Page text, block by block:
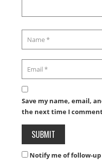
Save my name, email,
the next time I
Notify me of follow-